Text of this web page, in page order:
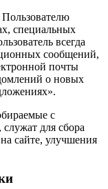
специальных
всегда
сообщений,
почты
о новых
с
для сбора
сайте, улучшения